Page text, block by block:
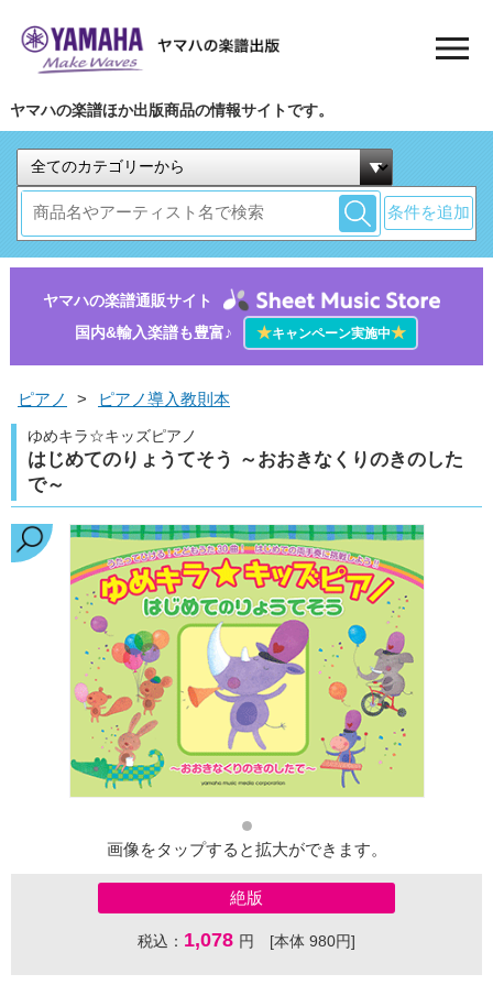
ヤマハの楽譜ほか出版商品の情報サイトです。
条件を追加
ヤマハの楽譜通販サイト
国内&輸入楽譜も豊富♪
★キャンペーン実施中★
ピアノ > ピアノ導入教則本
ゆめキラ☆キッズピアノ
はじめてのりょうてそう ～おおきなくりのきのした
で～
画像をタップすると拡大ができます。
絶版
税込： 1,078 円 [本体 980円]